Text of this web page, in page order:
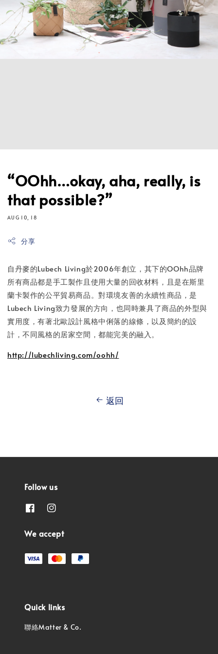
“OOhh…okay, aha, really, is
that possible?”
AUG 10, 18
分享
自丹麥的Lubech Living於2006年創立，其下的OOhh品牌
所有商品都是手工製作且使用大量的回收材料，且是在斯里
蘭卡製作的公平貿易商品。對環境友善的永續性商品，是
Lubech Living致力發展的方向，也同時兼具了商品的外型與
實用度，有著北歐設計風格中俐落的線條，以及簡約的設
計，不同風格的居家空間，都能完美的融入。
http://lubechliving.com/oohh/
返回
Follow us
We accept
Quick links
聯絡Matter & Co.